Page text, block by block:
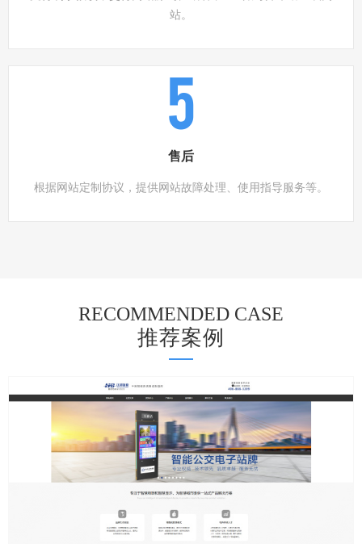
站。
5
售后
根据网站定制协议，提供网站故障处理、使用指导服务等。
RECOMMENDED CASE
推荐案例